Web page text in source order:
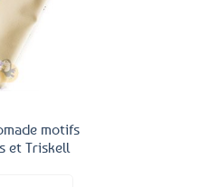
motifs
et Triskell